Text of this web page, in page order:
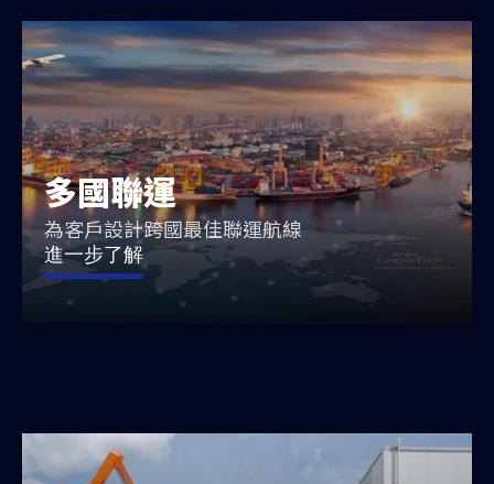
多國聯運
為客戶設計跨國最佳聯運航線
進一步了解